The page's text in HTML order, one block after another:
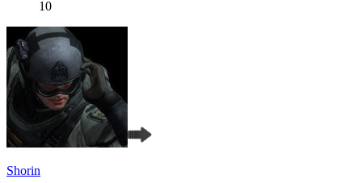
10
Shorin